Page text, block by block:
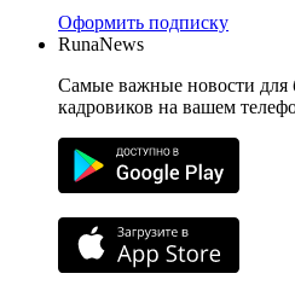
Оформить подписку
RunaNews
Самые важные новости для
кадровиков на вашем